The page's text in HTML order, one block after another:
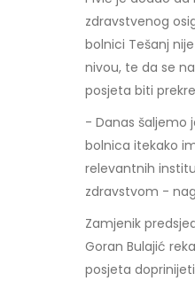
zdravstvenog
bolnici Tešanj
nivou, te da se
posjeta biti
- Danas šaljemo
bolnica itekako
relevantnih
zdravstvom -
Zamjenik
Goran Bulajić
posjeta